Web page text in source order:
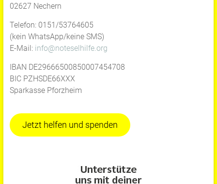
02627 Nechern
Telefon: 0151/53764605
(kein WhatsApp/keine SMS)
E-Mail: info@noteselhilfe.org
IBAN DE29666500850007454708
BIC PZHSDE66XXX
Sparkasse Pforzheim
Jetzt helfen und spenden